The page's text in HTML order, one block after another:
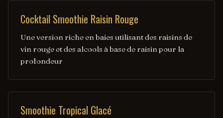
Cocktail Smoothie Raisin Rouge
Une version riche en baies utilisant des raisins de
vin rouge et des alcools à base de raisin pour la
profondeur
Smoothie Tropical Glacé